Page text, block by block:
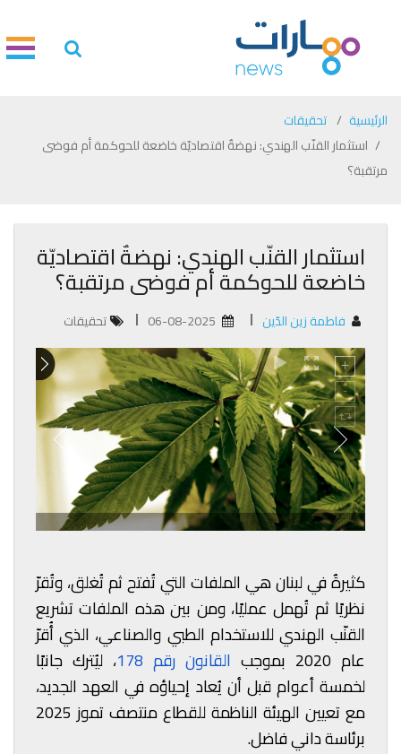
الرئيسية
تحقيقات
استثمار القنّب الهندي: نهضةٌ اقتصاديّة خاضعة للحوكمة أم فوضى
مرتقبة؟
استثمار القنّب الهندي: نهضةٌ اقتصاديّة
خاضعة للحوكمة أم فوضى مرتقبة؟
فاطمة زين الدّين تحقيقات
كثيرةٌ في لبنان هي الملفات التي تُفتح ثم تُغلق، وتُقرّ
نظريًا ثم تُهمل عمليًا، ومن بين هذه الملفات تشريع
القنّب الهندي للاستخدام الطبي والصناعي، الذي أُقرّ
عام 2020 بموجب
القانون رقم 178
، ليُترك جانبًا
لخمسة أعوام قبل أن يُعاد إحياؤه في العهد الجديد،
مع تعيين الهيئة الناظمة للقطاع منتصف تموز 2025
برئاسة داني فاضل.